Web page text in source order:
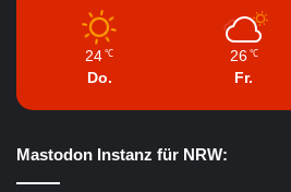
24 ℃
Do.
26 ℃
Fr.
Mastodon Instanz für NRW: